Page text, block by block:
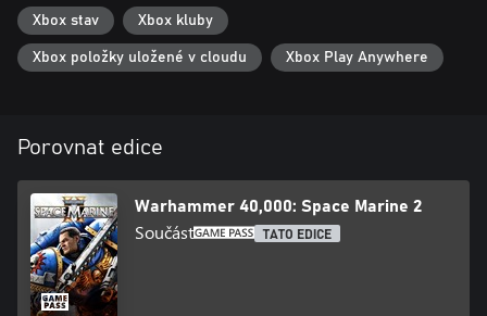
Xbox stav Xbox kluby
Xbox položky uložené v cloudu Xbox Play Anywhere
Porovnat edice
Warhammer 40,000: Space Marine 2
Součást TATO EDICE